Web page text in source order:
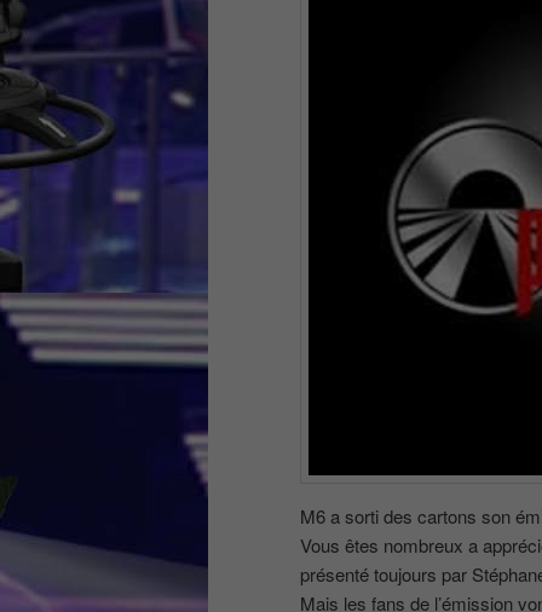
M6 a sorti des cartons son
Vous êtes nombreux a
présenté toujours par
Mais les fans de l’émission